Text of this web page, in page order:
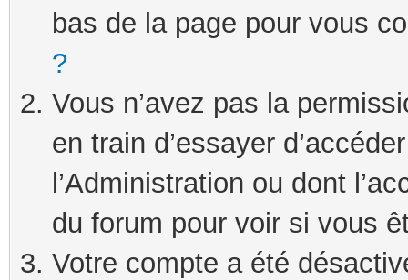
bas de la page pour vous
?
Vous n’avez pas la
en train d’essayer
l’Administration ou dont
du forum pour voir si vous
Votre compte a été